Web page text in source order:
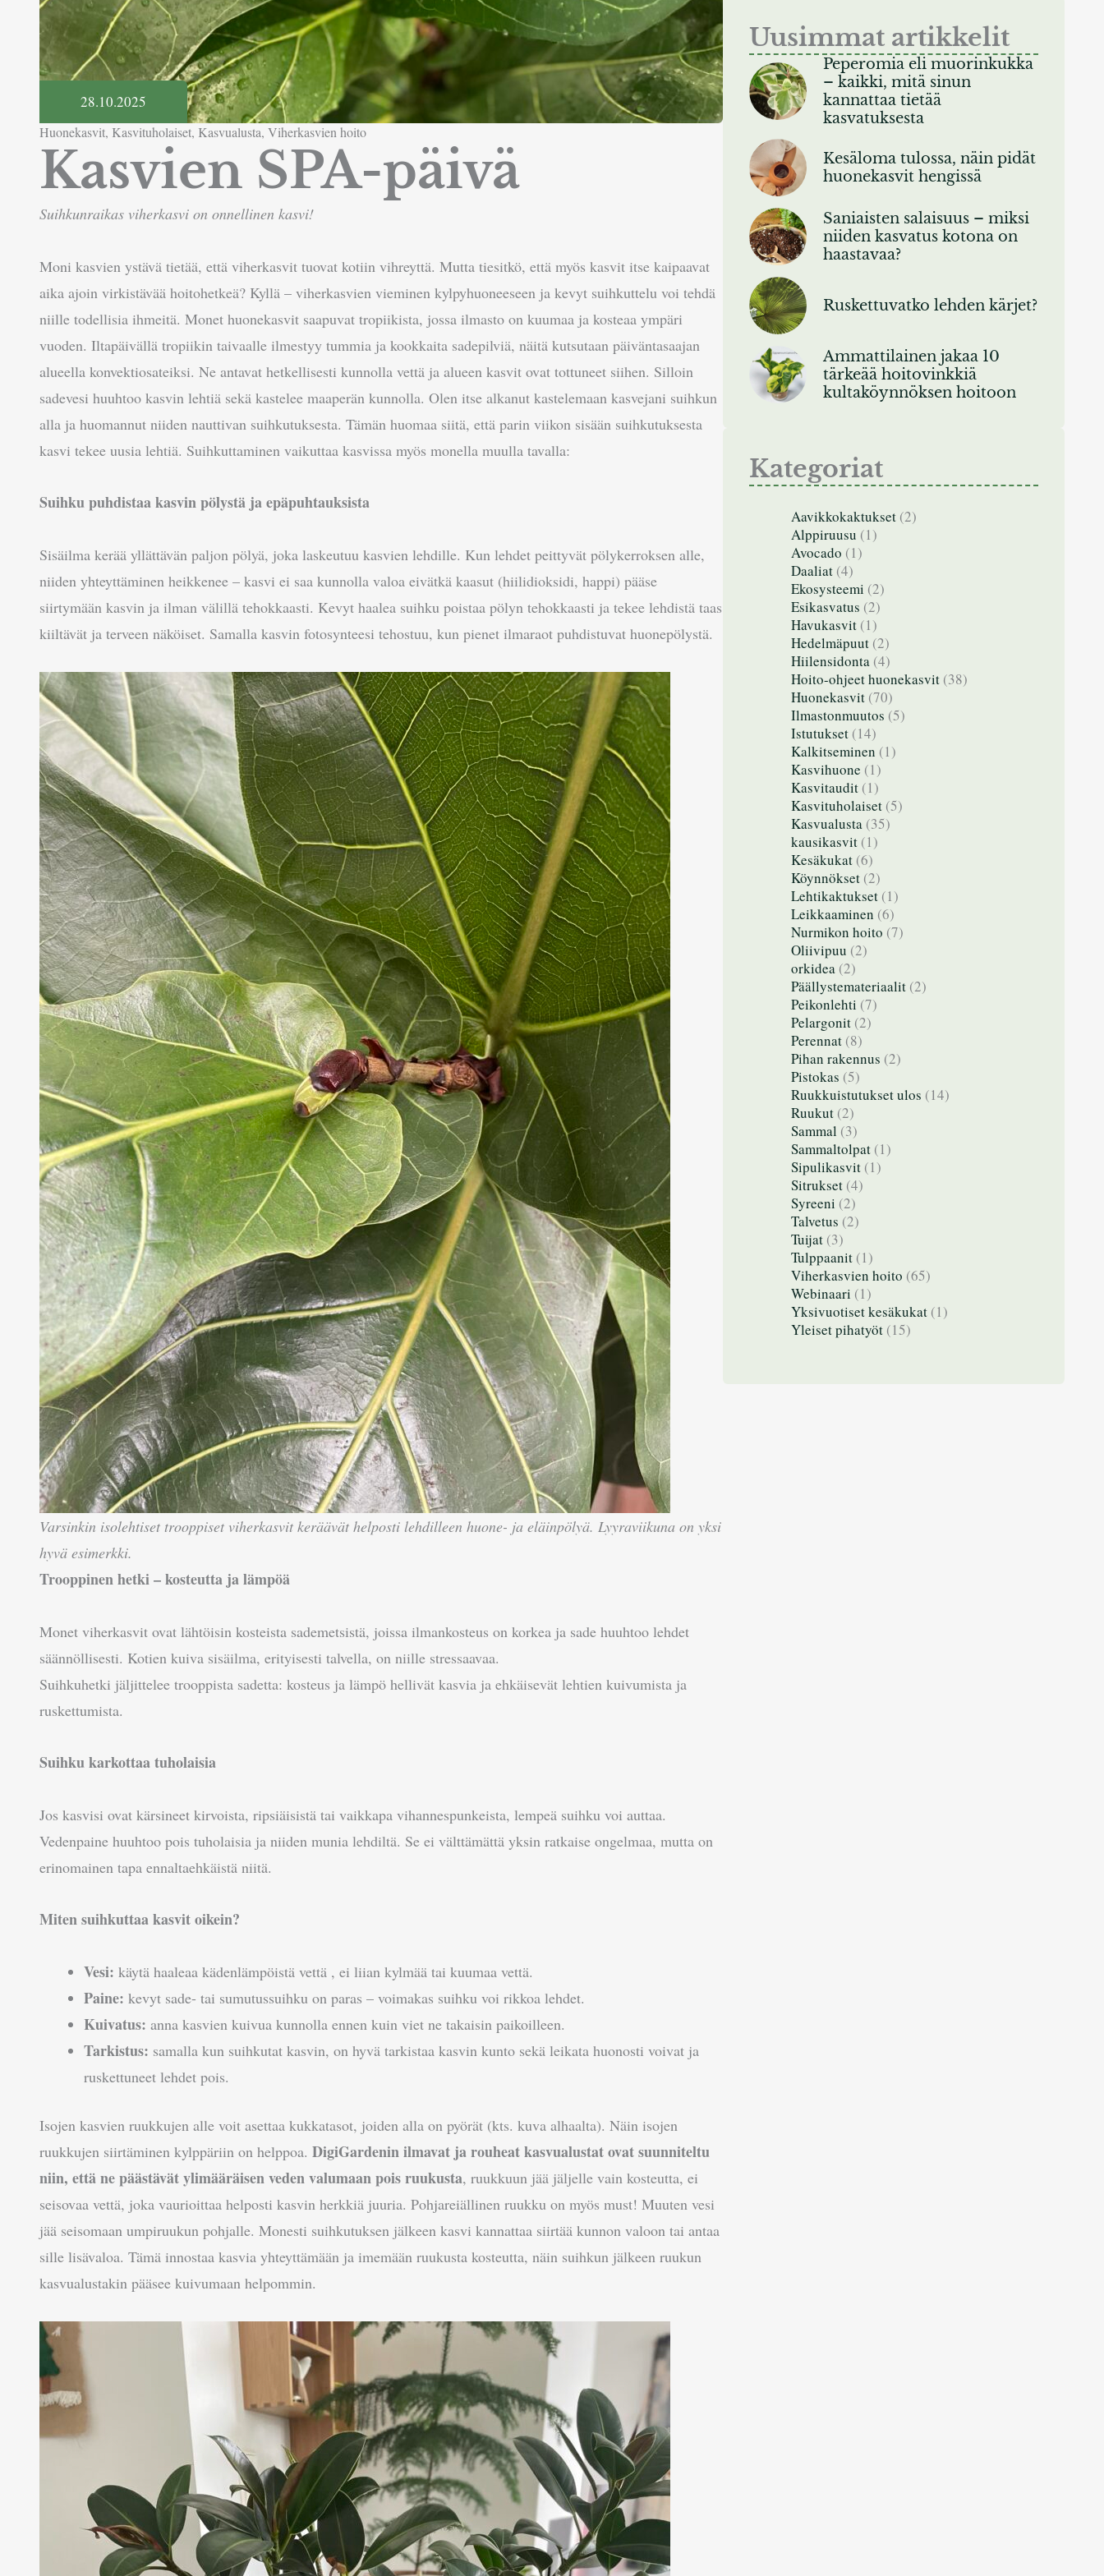
28.10.2025
Huonekasvit, Kasvituholaiset, Kasvualusta, Viherkasvien hoito
Kasvien SPA-päivä
Suihkunraikas viherkasvi on onnellinen kasvi!
Moni kasvien ystävä tietää, että viherkasvit tuovat kotiin vihreyttä. Mutta tiesitkö, että myös kasvit itse kaipaavat
aika ajoin virkistävää hoitohetkeä? Kyllä – viherkasvien vieminen kylpyhuoneeseen ja kevyt suihkuttelu voi tehdä
niille todellisia ihmeitä. Monet huonekasvit saapuvat tropiikista, jossa ilmasto on kuumaa ja kosteaa ympäri
vuoden. Iltapäivällä tropiikin taivaalle ilmestyy tummia ja kookkaita sadepilviä, näitä kutsutaan päiväntasaajan
alueella konvektiosateiksi. Ne antavat hetkellisesti kunnolla vettä ja alueen kasvit ovat tottuneet siihen. Silloin
sadevesi huuhtoo kasvin lehtiä sekä kastelee maaperän kunnolla. Olen itse alkanut kastelemaan kasvejani suihkun
alla ja huomannut niiden nauttivan suihkutuksesta. Tämän huomaa siitä, että parin viikon sisään suihkutuksesta
kasvi tekee uusia lehtiä. Suihkuttaminen vaikuttaa kasvissa myös monella muulla tavalla:
Suihku puhdistaa kasvin pölystä ja epäpuhtauksista
Sisäilma kerää yllättävän paljon pölyä, joka laskeutuu kasvien lehdille. Kun lehdet peittyvät pölykerroksen alle,
niiden yhteyttäminen heikkenee – kasvi ei saa kunnolla valoa eivätkä kaasut (hiilidioksidi, happi) pääse
siirtymään kasvin ja ilman välillä tehokkaasti. Kevyt haalea suihku poistaa pölyn tehokkaasti ja tekee lehdistä taas
kiiltävät ja terveen näköiset. Samalla kasvin fotosynteesi tehostuu, kun pienet ilmaraot puhdistuvat huonepölystä.
Varsinkin isolehtiset trooppiset viherkasvit keräävät helposti lehdilleen huone- ja eläinpölyä. Lyyraviikuna on yksi
hyvä esimerkki.
Trooppinen hetki – kosteutta ja lämpöä
Monet viherkasvit ovat lähtöisin kosteista sademetsistä, joissa ilmankosteus on korkea ja sade huuhtoo lehdet
säännöllisesti. Kotien kuiva sisäilma, erityisesti talvella, on niille stressaavaa.
Suihkuhetki jäljittelee trooppista sadetta: kosteus ja lämpö hellivät kasvia ja ehkäisevät lehtien kuivumista ja
ruskettumista.
Suihku karkottaa tuholaisia
Jos kasvisi ovat kärsineet kirvoista, ripsiäisistä tai vaikkapa vihannespunkeista, lempeä suihku voi auttaa.
Vedenpaine huuhtoo pois tuholaisia ja niiden munia lehdiltä. Se ei välttämättä yksin ratkaise ongelmaa, mutta on
erinomainen tapa ennaltaehkäistä niitä.
Miten suihkuttaa kasvit oikein?
Vesi: käytä haaleaa kädenlämpöistä vettä , ei liian kylmää tai kuumaa vettä.
Paine: kevyt sade- tai sumutussuihku on paras – voimakas suihku voi rikkoa lehdet.
Kuivatus: anna kasvien kuivua kunnolla ennen kuin viet ne takaisin paikoilleen.
Tarkistus: samalla kun suihkutat kasvin, on hyvä tarkistaa kasvin kunto sekä leikata huonosti voivat ja
ruskettuneet lehdet pois.
Isojen kasvien ruukkujen alle voit asettaa kukkatasot, joiden alla on pyörät (kts. kuva alhaalta). Näin isojen
ruukkujen siirtäminen kylppäriin on helppoa. DigiGardenin ilmavat ja rouheat kasvualustat ovat suunniteltu
niin, että ne päästävät ylimääräisen vedenvalumaan pois ruukusta, ruukkuun jää jäljelle vain kosteutta, ei
seisovaa vettä, joka vaurioittaa helposti kasvin herkkiä juuria. Pohjareiällinen ruukku on myös must! Muuten vesi
jää seisomaan umpiruukun pohjalle. Monesti suihkutuksen jälkeen kasvi kannattaa siirtää kunnon valoon tai antaa
sille lisävaloa. Tämä innostaa kasvia yhteyttämään ja imemään ruukusta kosteutta, näin suihkun jälkeen ruukun
kasvualustakin pääsee kuivumaan helpommin.
Uusimmat artikkelit
Peperomia eli muorinkukka
– kaikki, mitä sinun
kannattaa tietää
kasvatuksesta
Kesäloma tulossa, näin pidät
huonekasvit hengissä
Saniaisten salaisuus – miksi
niiden kasvatus kotona on
haastavaa?
Ruskettuvatko lehden kärjet?
Ammattilainen jakaa 10
tärkeää hoitovinkkiä
kultaköynnöksen hoitoon
Kategoriat
Aavikkokaktukset(2)
Alppiruusu (1)
Avocado (1)
Daaliat(4)
Ekosysteemi (2)
Esikasvatus (2)
Havukasvit(1)
Hedelmäpuut(2)
Hiilensidonta(4)
Hoito-ohjeet huonekasvit(38)
Huonekasvit(70)
Ilmastonmuutos (5)
Istutukset(14)
Kalkitseminen (1)
Kasvihuone (1)
Kasvitaudit(1)
Kasvituholaiset(5)
Kasvualusta(35)
kausikasvit(1)
Kesäkukat(6)
Köynnökset(2)
Lehtikaktukset(1)
Leikkaaminen (6)
Nurmikon hoito (7)
Oliivipuu (2)
orkidea(2)
Päällystemateriaalit(2)
Peikonlehti (7)
Pelargonit(2)
Perennat(8)
Pihan rakennus (2)
Pistokas (5)
Ruukkuistutukset ulos (14)
Ruukut(2)
Sammal (3)
Sammaltolpat(1)
Sipulikasvit(1)
Sitrukset(4)
Syreeni (2)
Talvetus (2)
Tuijat(3)
Tulppaanit(1)
Viherkasvien hoito (65)
Webinaari (1)
Yksivuotiset kesäkukat(1)
Yleiset pihatyöt(15)